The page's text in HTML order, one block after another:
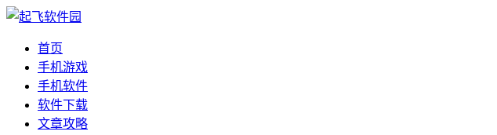
首页
手机游戏
手机软件
软件下载
文章攻略